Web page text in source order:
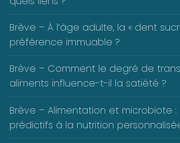
Brève – À l’âge adulte, la « dent
préférence immuable ?
Brève – Comment le degré de
aliments influence-t-il la satiété ?
Brève – Alimentation et microbiote
prédictifs à la nutrition